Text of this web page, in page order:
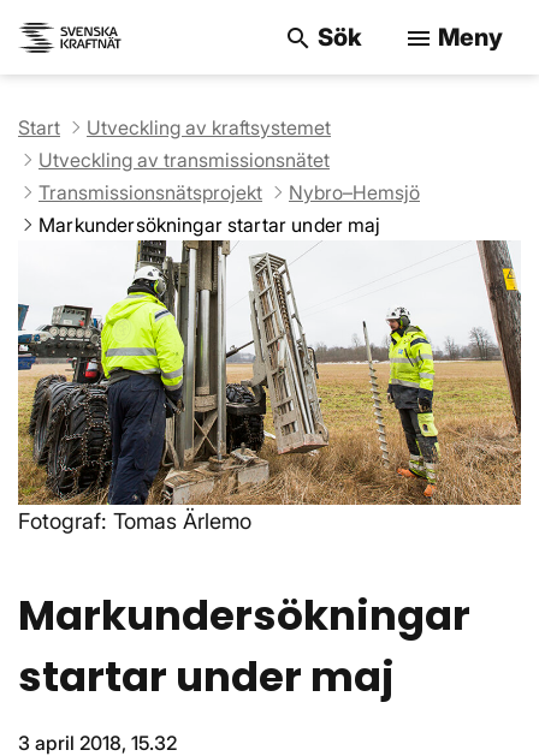
search Sök menu Meny
Start
Utveckling av kraftsystemet
Utveckling av transmissionsnätet
Transmissionsnätsprojekt
Nybro–Hemsjö
Markunders­ökningar startar under maj
Fotograf: Tomas Ärlemo
Markunders­ökningar
startar under maj
3 april 2018, 15.32